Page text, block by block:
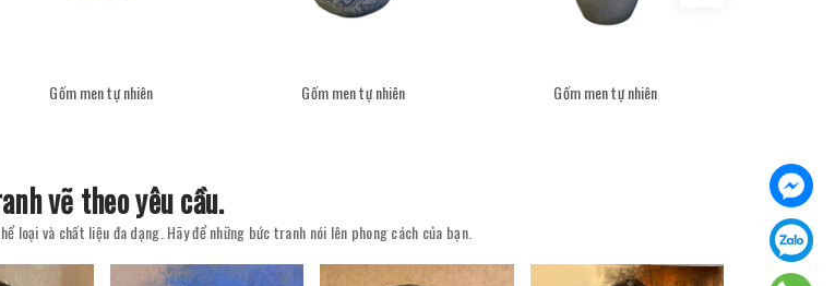
Gốm men tự nhiên Gốm men tự nhiên Gốm men tự nhiên
vẽ theo yêu cầu.
loại và chất liệu đa dạng. Hãy để những bức tranh nói lên phong cách của bạn.